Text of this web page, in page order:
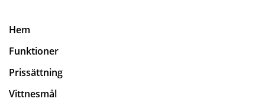
Hem
Funktioner
Prissättning
Vittnesmål